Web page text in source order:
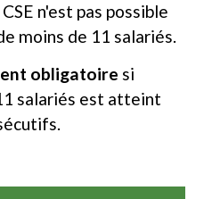
n'est pas possible
moins de 11 salariés.
obligatoire si
salariés est atteint